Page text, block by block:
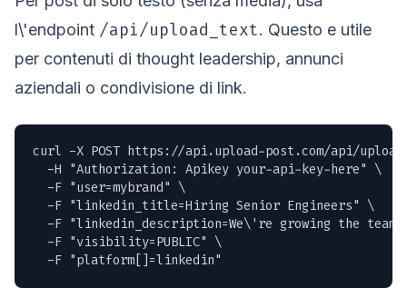
l\'endpoint /api/upload_text. Questo e utile
per contenuti di thought leadership, annunci
aziendali o condivisione di link.
curl -X POST https://api.upload-post.com/api/
  -H "Authorization: Apikey your-api-key-here" \
  -F "user=mybrand" \
  -F "linkedin_title=Hiring Senior Engineers" \
-F "linkedin_description=We\'re growing the
  -F "visibility=PUBLIC" \
  -F "platform[]=linkedin"